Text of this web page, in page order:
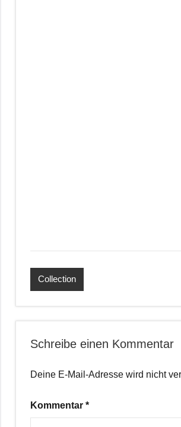
Collection
Schreibe einen Kommentar
Deine E-Mail-Adresse wird nicht
Kommentar *